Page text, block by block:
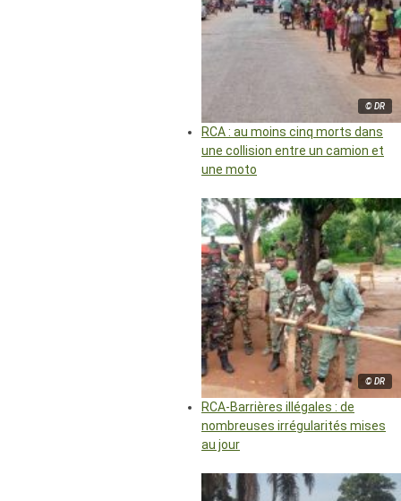
© DR
RCA : au moins cinq morts dans
une collision entre un camion et
une moto
© DR
RCA-Barrières illégales : de
nombreuses irrégularités mises
au jour